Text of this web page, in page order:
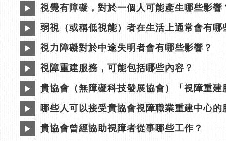
視覺有障礙，對於一個人可能產生哪些影響
弱視（或稱低視能）者在生活上通常會有哪
視力障礙對於中途失明者會有哪些影響？
視障重建服務，可能包括哪些內容？
貴協會（無障礙科技發展協會）「視障重
哪些人可以接受貴協會視障職業重建中心的
貴協會曾經協助視障者從事哪些工作？